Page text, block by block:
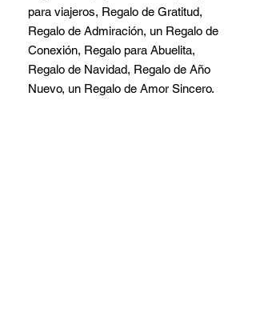
para viajeros, Regalo de Gratitud,
Regalo de Admiración, un Regalo de
Conexión, Regalo para Abuelita,
Regalo de Navidad, Regalo de Año
Nuevo, un Regalo de Amor Sincero.